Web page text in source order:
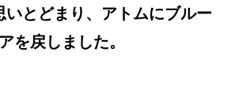
いとどまり、アトムにブルー
を戻しました。